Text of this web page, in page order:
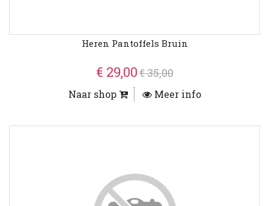
Heren Pantoffels Bruin
€ 29,00€ 35,00
Naar shop Meer info